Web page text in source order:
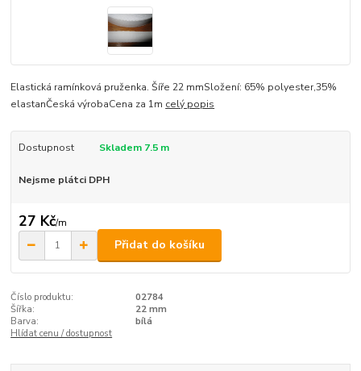
Elastická ramínková pruženka. Šíře 22 mmSložení: 65% polyester,35%
elastanČeská výrobaCena za 1m celý popis
Dostupnost Skladem 7.5 m
Nejsme plátci DPH
27 Kč/m
Přidat do košíku
Číslo produktu:
02784
Šířka:
22 mm
Barva:
bílá
Hlídat cenu / dostupnost